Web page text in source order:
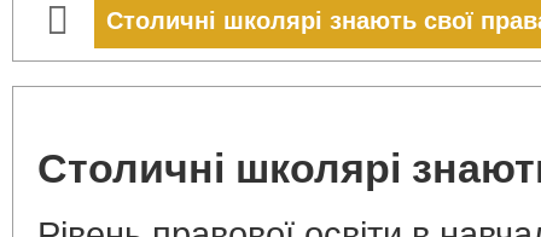
Столичні школярі знають свої
Столичні школярі